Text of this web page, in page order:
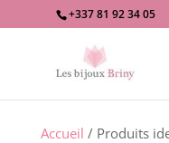
+337 81 92 34 05
Accueil / Produits